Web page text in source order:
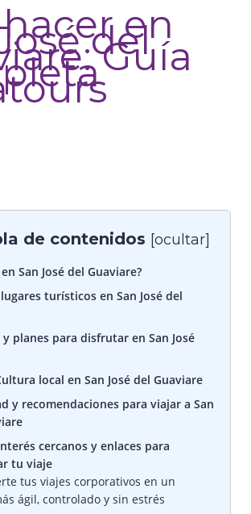
en
del
Guía
de contenidos [ocultar]
San José del Guaviare?
turísticos en San José del
planes para disfrutar en San José
local en San José del Guaviare
y recomendaciones para viajar a San
cercanos y enlaces para
tu viaje
tus viajes corporativos en un
ágil, controlado y sin estrés